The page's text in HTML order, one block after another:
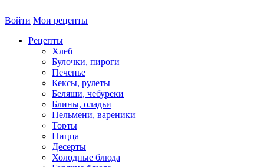
Войти Мои рецепты
Рецепты
Хлеб
Булочки, пироги
Печенье
Кексы, рулеты
Беляши, чебуреки
Блины, оладьи
Пельмени, вареники
Торты
Пицца
Десерты
Холодные блюда